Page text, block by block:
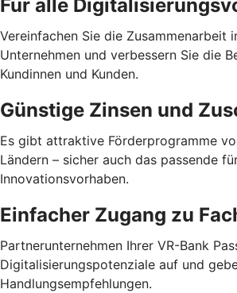
Für alle
Vereinfachen Sie die Zusammenarbeit
Unternehmen und verbessern Sie die
Kundinnen und Kunden.
Günstige Zinsen und
Es gibt attraktive Förderprogramme
Ländern – sicher auch das passende
Innovationsvorhaben.
Einfacher Zugang zu
Partnerunternehmen Ihrer VR-Bank
Digitalisierungspotenziale auf und
Handlungsempfehlungen.